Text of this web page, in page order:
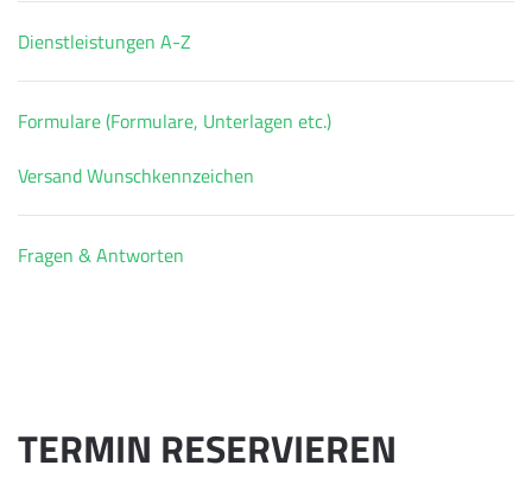
Dienstleistungen A-Z
Formulare (Formulare, Unterlagen etc.)
Versand Wunschkennzeichen
Fragen & Antworten
TERMIN RESERVIEREN